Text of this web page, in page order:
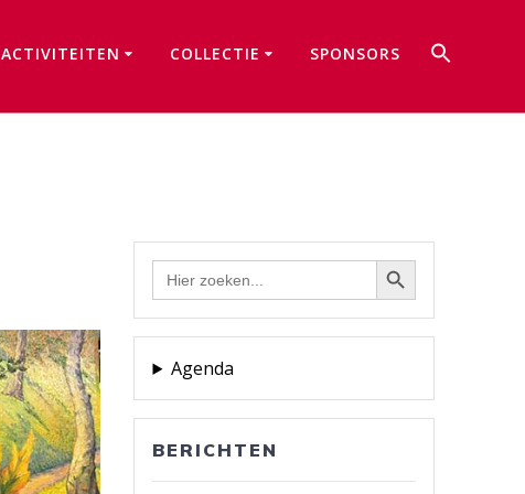
ACTIVITEITEN COLLECTIE SPONSORS
Zoek
naar:
Zoekknop
Agenda
BERICHTEN